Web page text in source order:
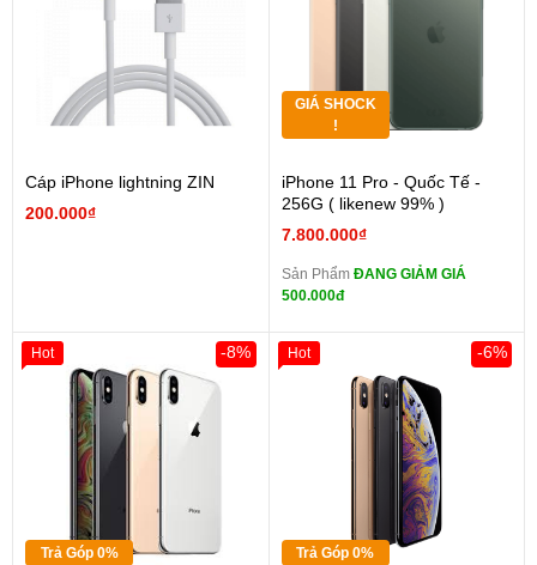
Cáp iPhone lightning ZIN
200.000₫
GIÁ SHOCK
!
iPhone 11 Pro - Quốc Tế -
256G ( likenew 99% )
7.800.000₫
Sản Phẩm ĐANG GIẢM GIÁ
500.000đ
Trả Góp 0%
-8%
Hot
Trả Góp 0%
-6%
Hot